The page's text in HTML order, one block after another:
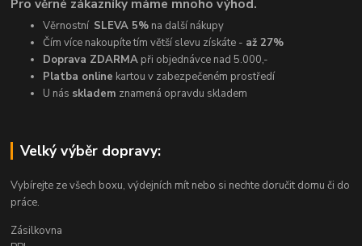
Věrnostní SLEVA 5% na další nákupy
Čím více nakoupíte tím větší slevu získáte - až 27%
Doprava ZDARMA při objednávce nad 5.000,-
Platba online kartou v zabezpečeném prostředí
U nás skladem znamená opravdu skladem
Velký výběr dopravy:
Vybírejte ze všech boxu, výdejních mít nebo si nechte doručit domu či do
práce.
Zásilkovna